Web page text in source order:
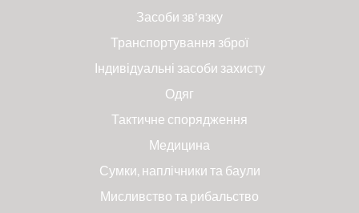
Засоби зв'язку
Транспортування зброї
Індивідуальні засоби захисту
Одяг
Тактичне спорядження
Медицина
Сумки, наплічники та баули
Мисливство та рибальство